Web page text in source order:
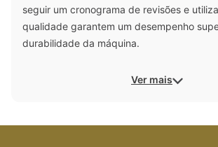
seguir um cronograma de revisões e
qualidade garantem um desempenho
durabilidade da máquina.
Ver mais